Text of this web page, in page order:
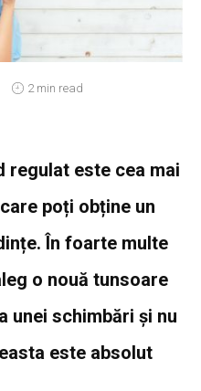
2 min read
regulat este cea mai
poți obține un
În foarte multe
o nouă tunsoare
unei schimbări și nu
este absolut